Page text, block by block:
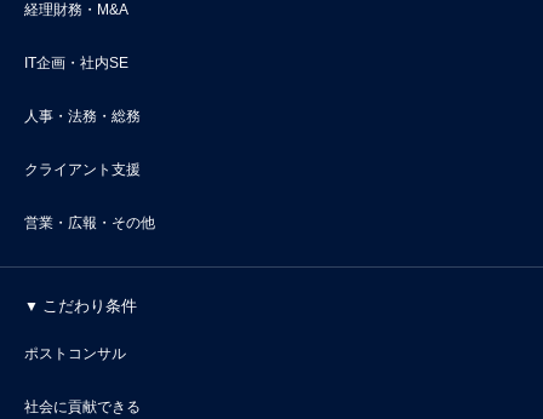
経理財務・M&A
IT企画・社内SE
人事・法務・総務
クライアント支援
営業・広報・その他
こだわり条件
ポストコンサル
社会に貢献できる